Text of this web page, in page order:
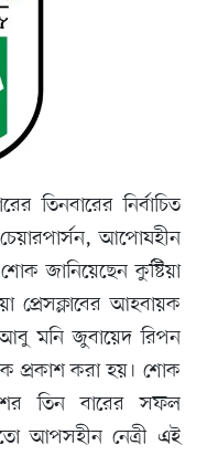
তিনবারের নির্বাচিত
আপোষহীন
জানিয়েছেন কুষ্টিয়া
প্রেসক্লাবের আহবায়ক
মনি জুবায়েদ রিপন
প্রকাশ করা হয়। শোক
তিন বারের সফল
আপসহীন নেত্রী এই